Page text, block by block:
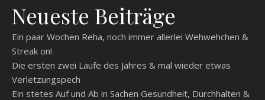
Neueste Beiträge
Ein paar Wochen Reha, noch immer allerlei Wehwehchen &
Streak on!
Die ersten zwei Läufe des Jahres & mal wieder etwas
Verletzungspech
Ein stetes Auf und Ab in Sachen Gesundheit, Durchhalten &